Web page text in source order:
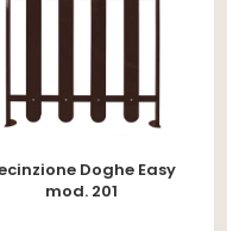
Doghe Easy
mod. 201